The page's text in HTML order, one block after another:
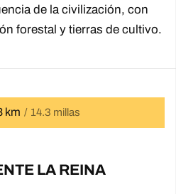
de la civilización, con
forestal y tierras de cultivo.
km 14.3 millas
LA REINA